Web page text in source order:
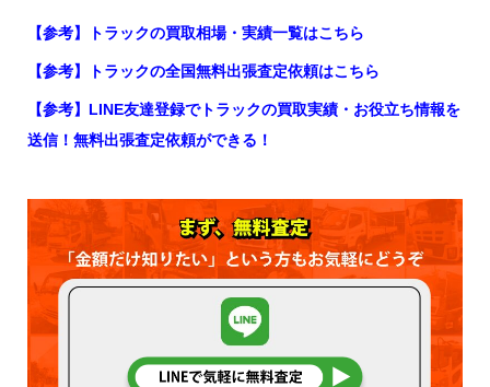
【参考】トラックの買取相場・実績一覧はこちら
【参考】トラックの全国無料出張査定依頼はこちら
【参考】LINE友達登録でトラックの買取実績・お役立ち情報を
送信！無料出張査定依頼ができる！